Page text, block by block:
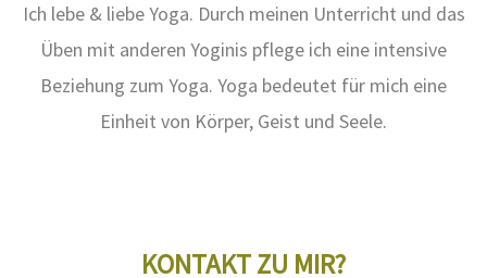
Ich lebe & liebe Yoga. Durch meinen Unterricht und das
Üben mit anderen Yoginis pflege ich eine intensive